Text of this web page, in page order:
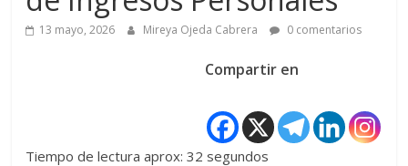
13 mayo, 2026 Mireya Ojeda Cabrera 0 comentarios
Compartir en
Tiempo de lectura aprox: 32 segundos